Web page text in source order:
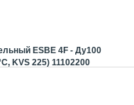
ESBE 4F - Ду100
KVS 225) 11102200